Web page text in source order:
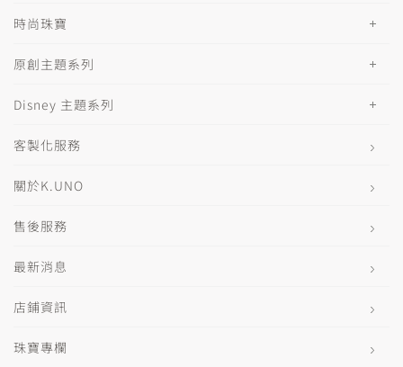
時尚珠寶
原創主題系列
Disney 主題系列
客製化服務
關於K.UNO
售後服務
最新消息
店鋪資訊
珠寶專欄